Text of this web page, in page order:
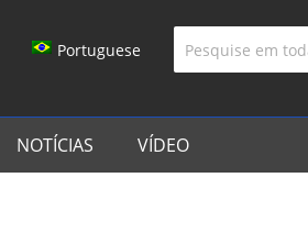
Portuguese
NOTÍCIAS VÍDEO